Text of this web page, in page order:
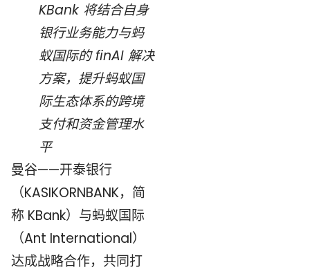
KBank 将结合自身
银行业务能力与蚂
蚁国际的 finAI 解决
方案，提升蚂蚁国
际生态体系的跨境
支付和资金管理水
平
曼谷——开泰银行
（KASIKORNBANK，简
称 KBank）与蚂蚁国际
（Ant International）
达成战略合作，共同打